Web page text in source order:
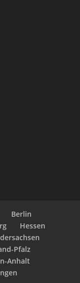
Berlin
Hessen
Pfalz
Anhalt